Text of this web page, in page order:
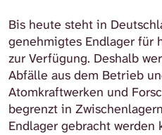
Bis heute steht in
genehmigtes Endlager für
zur Verfügung. Deshalb
Abfälle aus dem Betrieb
Atomkraftwerken und
begrenzt in
Endlager gebracht werden